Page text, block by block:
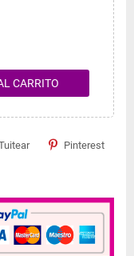
CARRITO
Pinterest